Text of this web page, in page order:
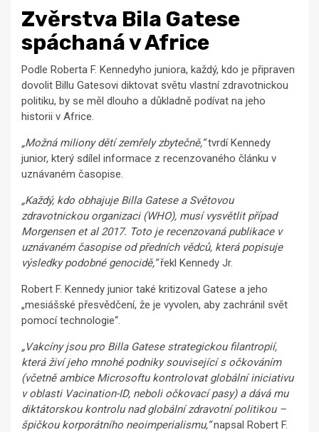
Zvěrstva Bila Gatese
spáchaná v Africe
Podle Roberta F. Kennedyho juniora, každý, kdo je připraven
dovolit Billu Gatesovi diktovat světu vlastní zdravotnickou
politiku, by se měl dlouho a důkladně podívat na jeho
historii v Africe.
„Možná miliony dětí zemřely zbytečně,“tvrdí Kennedy
junior, který sdílel informace z recenzovaného článku v
uznávaném časopise.
„Každý, kdo obhajuje Billa Gatese a Světovou
zdravotnickou organizaci (WHO), musí vysvětlit případ
Morgensen et al 2017. Toto je recenzovaná publikace v
uznávaném časopise od předních vědců, která popisuje
výsledky podobné genocidě,“řekl Kennedy Jr.
Robert F. Kennedy junior také kritizoval Gatese a jeho
„mesiášské přesvědčení, že je vyvolen, aby zachránil svět
pomocí technologie“.
„Vakcíny jsou pro Billa Gatese strategickou filantropií,
která živí jeho mnohé podniky související s očkováním
(včetně ambice Microsoftu kontrolovat globální iniciativu
v oblasti Vacination-ID, neboli očkovací pasy) a dává mu
diktátorskou kontrolu nad globální zdravotní politikou –
špičkou korporátního neoimperialismu,“napsal Robert F.